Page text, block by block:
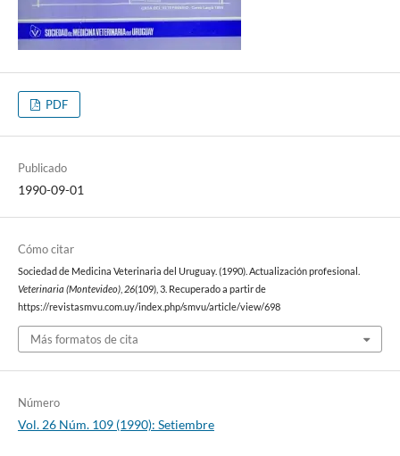
PDF
Publicado
1990-09-01
Cómo citar
Sociedad de Medicina Veterinaria del Uruguay. (1990). Actualización profesional.
Veterinaria (Montevideo), 26(109), 3. Recuperado a partir de
https://revistasmvu.com.uy/index.php/smvu/article/view/698
Más formatos de cita
Número
Vol. 26 Núm. 109 (1990): Setiembre